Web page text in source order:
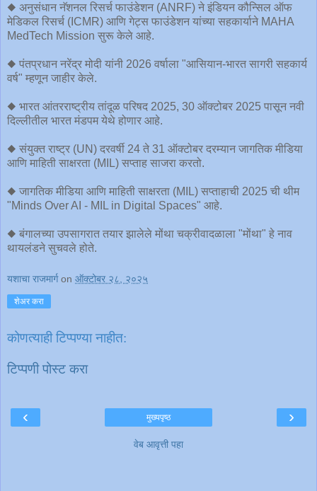
◆ अनुसंधान नॅशनल रिसर्च फाउंडेशन (ANRF) ने इंडियन कौन्सिल ऑफ
मेडिकल रिसर्च (ICMR) आणि गेट्स फाउंडेशन यांच्या सहकार्याने MAHA
MedTech Mission सुरू केले आहे.
◆ पंतप्रधान नरेंद्र मोदी यांनी 2026 वर्षाला "आसियान-भारत सागरी सहकार्य
वर्ष" म्हणून जाहीर केले.
◆ भारत आंतरराष्ट्रीय तांदूळ परिषद 2025, 30 ऑक्टोबर 2025 पासून नवी
दिल्लीतील भारत मंडपम येथे होणार आहे.
◆ संयुक्त राष्ट्र (UN) दरवर्षी 24 ते 31 ऑक्टोबर दरम्यान जागतिक मीडिया
आणि माहिती साक्षरता (MIL) सप्ताह साजरा करतो.
◆ जागतिक मीडिया आणि माहिती साक्षरता (MIL) सप्ताहाची 2025 ची थीम
"Minds Over AI - MIL in Digital Spaces" आहे.
◆ बंगालच्या उपसागरात तयार झालेले मोंथा चक्रीवादळाला "मोंथा" हे नाव
थायलंडने सुचवले होते.
यशाचा राजमार्ग on ऑक्टोबर २८, २०२५
शेअर करा
कोणत्याही टिप्पण्‍या नाहीत:
टिप्पणी पोस्ट करा
‹ ›
मुख्यपृष्ठ
वेब आवृत्ती पहा